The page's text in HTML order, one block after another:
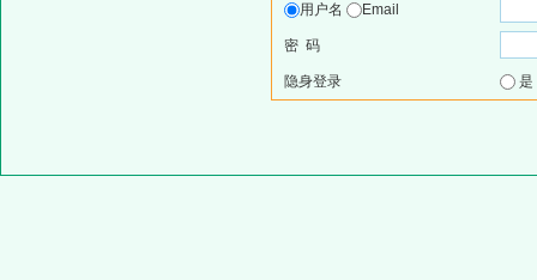
用户名
Email
密 码
隐身登录